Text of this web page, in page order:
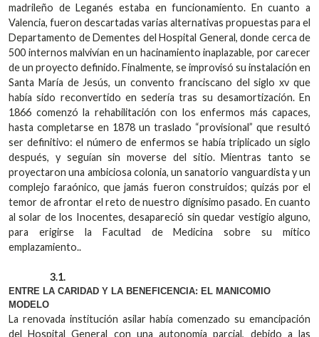
madrileño de Leganés estaba en funcionamiento. En cuanto a
Valencia, fueron descartadas varias alternativas propuestas para el
Departamento de Dementes del Hospital General, donde cerca de
500 internos malvivían en un hacinamiento inaplazable, por carecer
de un proyecto definido. Finalmente, se improvisó su instalación en
Santa María de Jesús, un convento franciscano del siglo xv que
había sido reconvertido en sedería tras su desamortización. En
1866 comenzó la rehabilitación con los enfermos más capaces,
hasta completarse en 1878 un traslado “provisional” que resultó
ser definitivo: el número de enfermos se había triplicado un siglo
después, y seguían sin moverse del sitio. Mientras tanto se
proyectaron una ambiciosa colonia, un sanatorio vanguardista y un
complejo faraónico, que jamás fueron construidos; quizás por el
temor de afrontar el reto de nuestro dignísimo pasado. En cuanto
al solar de los Inocentes, desapareció sin quedar vestigio alguno,
para erigirse la Facultad de Medicina sobre su mítico
emplazamiento..
3.1.
ENTRE LA CARIDAD Y LA BENEFICENCIA: EL MANICOMIO
MODELO
La renovada institución asilar había comenzado su emancipación
del Hospital General con una autonomía parcial, debido a las